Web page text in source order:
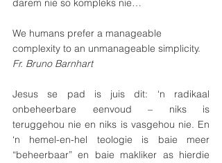
darem nie so kompleks nie…
We humans prefer a manageable
complexity to an unmanageable simplicity.
Fr. Bruno Barnhart
Jesus se pad is juis dit: ‘n radikaal
onbeheerbare eenvoud – niks is
teruggehou nie en niks is vasgehou nie. En
‘n hemel-en-hel teologie is baie meer
“beheerbaar” en baie makliker as hierdie